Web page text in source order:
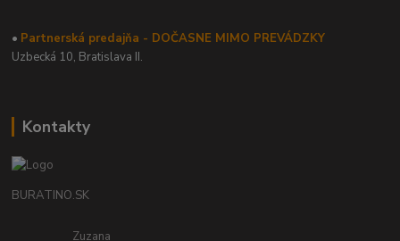
• Partnerská predajňa - DOČASNE MIMO PREVÁDZKY
Uzbecká 10, Bratislava II.
Kontakty
BURATINO.SK
Zuzana